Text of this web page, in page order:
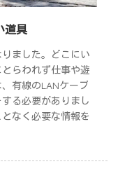
道具
ました。どこにい
らわれず仕事や遊
有線のLANケーブ
る必要がありまし
なく必要な情報を